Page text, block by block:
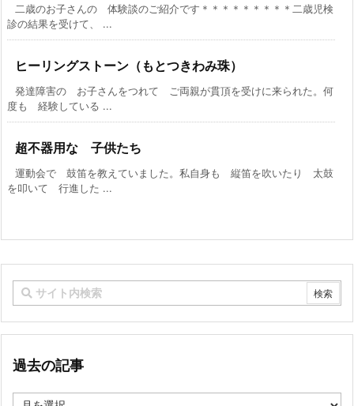
二歳のお子さんの 体験談のご紹介です＊＊＊＊＊＊＊＊＊二歳児検
診の結果を受けて、 ...
ヒーリングストーン（もとつきわみ珠）
発達障害の お子さんをつれて ご両親が貫頂を受けに来られた。何
度も 経験している ...
超不器用な 子供たち
運動会で 鼓笛を教えていました。私自身も 縦笛を吹いたり 太鼓
を叩いて 行進した ...
過去の記事